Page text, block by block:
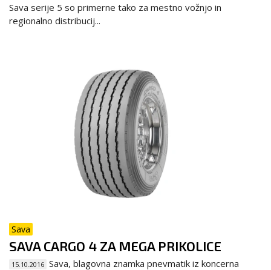
Sava serije 5 so primerne tako za mestno vožnjo in
regionalno distribucij...
Sava
SAVA CARGO 4 ZA MEGA PRIKOLICE
15.10.2016 Sava, blagovna znamka pnevmatik iz koncerna